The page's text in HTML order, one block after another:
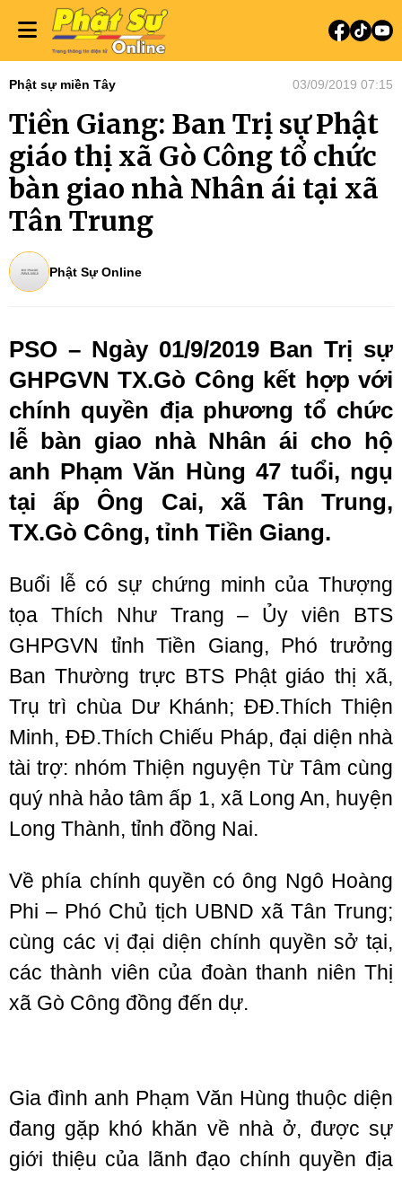
Phật sự miền Tây 03/09/2019 07:15
Tiền Giang: Ban Trị sự Phật
giáo thị xã Gò Công tổ chức
bàn giao nhà Nhân ái tại xã
Tân Trung
Phật Sự Online
PSO – Ngày 01/9/2019 Ban Trị sự
GHPGVN TX.Gò Công kết hợp với
chính quyền địa phương tổ chức
lễ bàn giao nhà Nhân ái cho hộ
anh Phạm Văn Hùng 47 tuổi, ngụ
tại ấp Ông Cai, xã Tân Trung,
TX.Gò Công, tỉnh Tiền Giang.
Buổi lễ có sự chứng minh của Thượng
tọa Thích Như Trang – Ủy viên BTS
GHPGVN tỉnh Tiền Giang, Phó trưởng
Ban Thường trực BTS Phật giáo thị xã,
Trụ trì chùa Dư Khánh; ĐĐ.Thích Thiện
Minh, ĐĐ.Thích Chiếu Pháp, đại diện nhà
tài trợ: nhóm Thiện nguyện Từ Tâm cùng
quý nhà hảo tâm ấp 1, xã Long An, huyện
Long Thành, tỉnh đồng Nai.
Về phía chính quyền có ông Ngô Hoàng
Phi – Phó Chủ tịch UBND xã Tân Trung;
cùng các vị đại diện chính quyền sở tại,
các thành viên của đoàn thanh niên Thị
xã Gò Công đồng đến dự.
Gia đình anh Phạm Văn Hùng thuộc diện
đang gặp khó khăn về nhà ở, được sự
giới thiệu của lãnh đạo chính quyền địa